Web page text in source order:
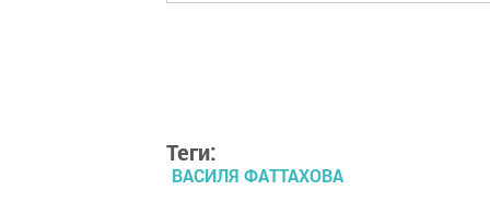
Теги:
ВАСИЛЯ ФАТТАХОВА